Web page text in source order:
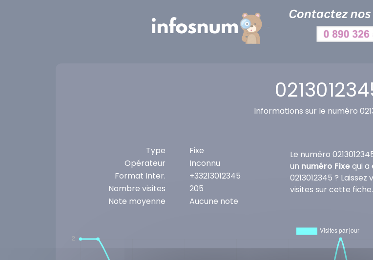
Informations sur le numéro
Type
Fixe
Opérateur
Inconnu
Format Inter.
+33213012345
Nombre visites
205
Note moyenne
Aucune note
Le numéro
un numéro Fixequi a
0213012345 ?
visites sur cette fiche.